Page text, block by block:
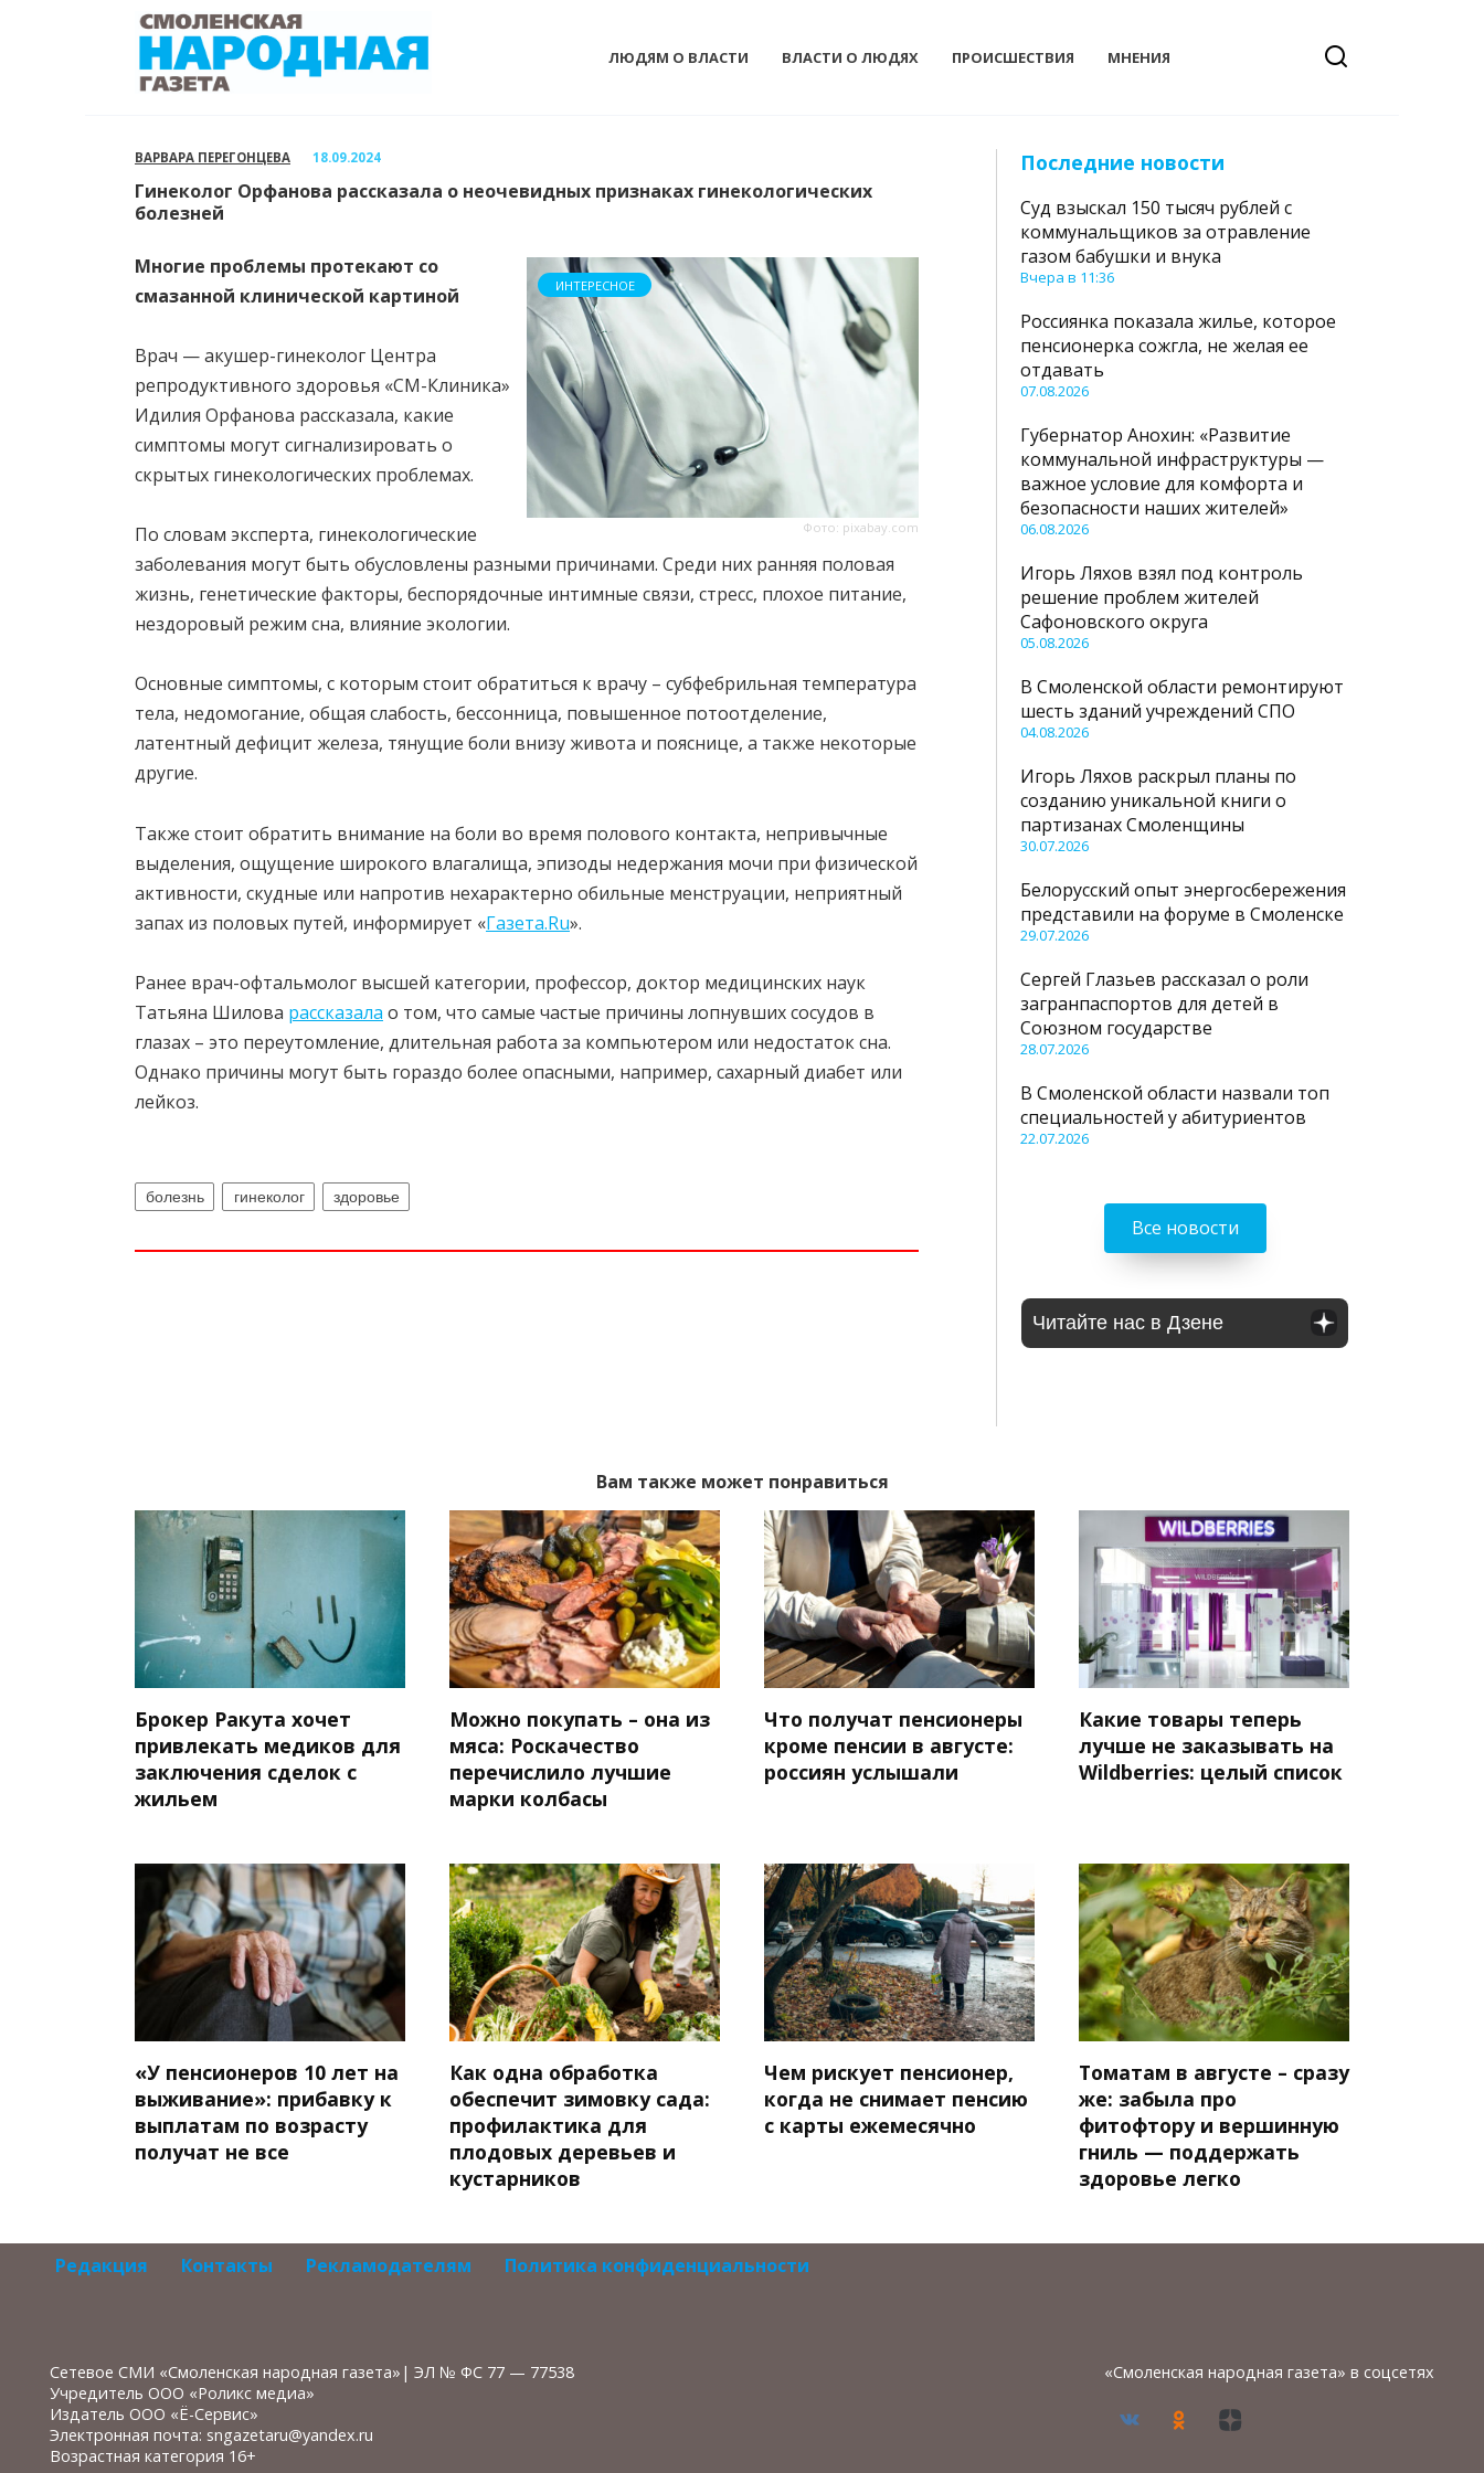
ЛЮДЯМ О ВЛАСТИ ВЛАСТИ О ЛЮДЯХ ПРОИСШЕСТВИЯ МНЕНИЯ
ВАРВАРА ПЕРЕГОНЦЕВА 18.09.2024
Гинеколог Орфанова рассказала о неочевидных признаках гинекологических
болезней
Фото: pixabay.com
ИНТЕРЕСНОЕ
Многие проблемы протекают со
смазанной клинической картиной
Врач — акушер-гинеколог Центра
репродуктивного здоровья «СМ-Клиника»
Идилия Орфанова рассказала, какие
симптомы могут сигнализировать о
скрытых гинекологических проблемах.
По словам эксперта, гинекологические
заболевания могут быть обусловлены разными причинами. Среди них ранняя половая
жизнь, генетические факторы, беспорядочные интимные связи, стресс, плохое питание,
нездоровый режим сна, влияние экологии.
Основные симптомы, с которым стоит обратиться к врачу – субфебрильная температура
тела, недомогание, общая слабость, бессонница, повышенное потоотделение,
латентный дефицит железа, тянущие боли внизу живота и пояснице, а также некоторые
другие.
Также стоит обратить внимание на боли во время полового контакта, непривычные
выделения, ощущение широкого влагалища, эпизоды недержания мочи при физической
активности, скудные или напротив нехарактерно обильные менструации, неприятный
запах из половых путей, информирует «Газета.Ru».
Ранее врач-офтальмолог высшей категории, профессор, доктор медицинских наук
Татьяна Шилова рассказала о том, что самые частые причины лопнувших сосудов в
глазах – это переутомление, длительная работа за компьютером или недостаток сна.
Однако причины могут быть гораздо более опасными, например, сахарный диабет или
лейкоз.
болезнь гинеколог здоровье
Последние новости
Суд взыскал 150 тысяч рублей с
коммунальщиков за отравление
газом бабушки и внука
Вчера в 11:36
Россиянка показала жилье, которое
пенсионерка сожгла, не желая ее
отдавать
07.08.2026
Губернатор Анохин: «Развитие
коммунальной инфраструктуры —
важное условие для комфорта и
безопасности наших жителей»
06.08.2026
Игорь Ляхов взял под контроль
решение проблем жителей
Сафоновского округа
05.08.2026
В Смоленской области ремонтируют
шесть зданий учреждений СПО
04.08.2026
Игорь Ляхов раскрыл планы по
созданию уникальной книги о
партизанах Смоленщины
30.07.2026
Белорусский опыт энергосбережения
представили на форуме в Смоленске
29.07.2026
Сергей Глазьев рассказал о роли
загранпаспортов для детей в
Союзном государстве
28.07.2026
В Смоленской области назвали топ
специальностей у абитуриентов
22.07.2026
Все новости
Читайте нас в Дзене
Вам также может понравиться
Брокер Ракута хочет
привлекать медиков для
заключения сделок с
жильем
Можно покупать – она из
мяса: Роскачество
перечислило лучшие
марки колбасы
Что получат пенсионеры
кроме пенсии в августе:
россиян услышали
Какие товары теперь
лучше не заказывать на
Wildberries: целый список
«У пенсионеров 10 лет на
выживание»: прибавку к
выплатам по возрасту
получат не все
Как одна обработка
обеспечит зимовку сада:
профилактика для
плодовых деревьев и
кустарников
Чем рискует пенсионер,
когда не снимает пенсию
с карты ежемесячно
Томатам в августе – сразу
же: забыла про
фитофтору и вершинную
гниль — поддержать
здоровье легко
Редакция Контакты Рекламодателям Политика конфиденциальности
Сетевое СМИ «Смоленская народная газета»| ЭЛ № ФС 77 — 77538
Учредитель ООО «Роликс медиа»
Издатель ООО «Ё-Сервис»
Электронная почта: sngazetaru@yandex.ru
Возрастная категория 16+
«Смоленская народная газета» в соцсетях